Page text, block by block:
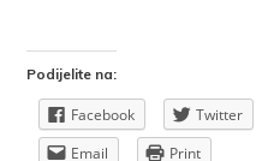
Podijelite na:
Facebook Twitter
Email
Print